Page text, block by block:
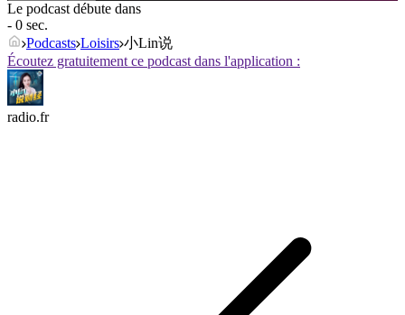
Le podcast débute dans
- 0 sec.
Podcasts Loisirs 小Lin说
Écoutez gratuitement ce podcast dans l'application :
radio.fr